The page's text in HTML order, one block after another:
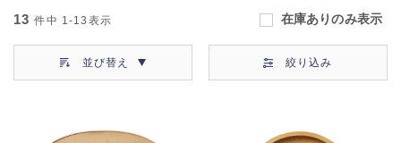
13 件中 1-13 表示 在庫ありのみ表示
並び替え 絞り込み